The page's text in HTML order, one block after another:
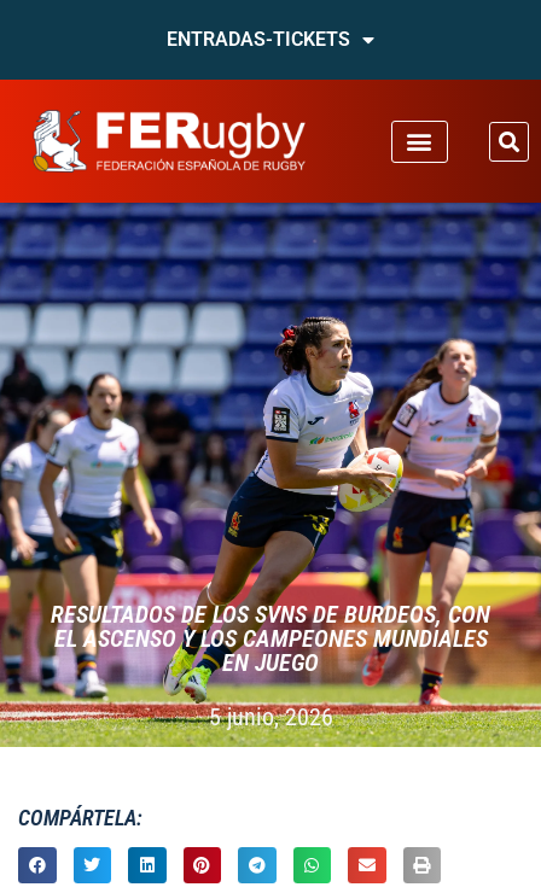
ENTRADAS-TICKETS
RESULTADOS DE LOS SVNS DE BURDEOS, CON
EL ASCENSO Y LOS CAMPEONES MUNDIALES
EN JUEGO
5 junio, 2026
COMPÁRTELA: